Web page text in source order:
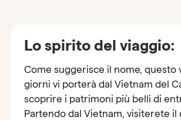
Lo spirito del viaggio:
Come suggerisce il nome, questo
giorni vi porterà dal Vietnam del
scoprire i patrimoni più belli di
Partendo dal Vietnam, visiterete il